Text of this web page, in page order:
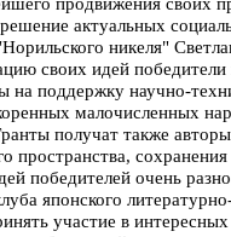
актуальных
никеля"
своих идей
на поддержку научно-
малочисленных
получат также
пространства,
победителей очень
японского
участие в